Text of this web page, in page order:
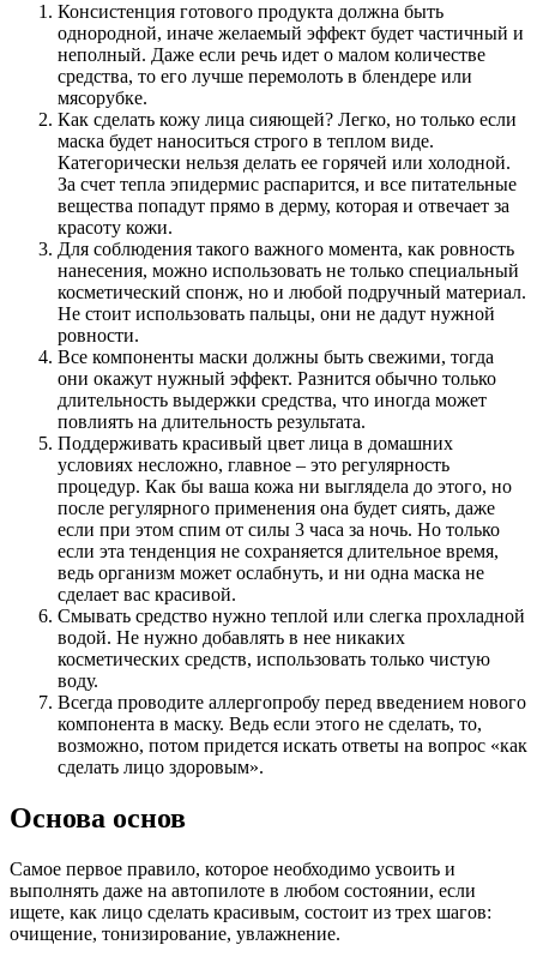
Консистенция готового продукта должна быть
однородной, иначе желаемый эффект будет частичный и
неполный. Даже если речь идет о малом количестве
средства, то его лучше перемолоть в блендере или
мясорубке.
Как сделать кожу лица сияющей? Легко, но только если
маска будет наноситься строго в теплом виде.
Категорически нельзя делать ее горячей или холодной.
За счет тепла эпидермис распарится, и все питательные
вещества попадут прямо в дерму, которая и отвечает за
красоту кожи.
Для соблюдения такого важного момента, как ровность
нанесения, можно использовать не только специальный
косметический спонж, но и любой подручный материал.
Не стоит использовать пальцы, они не дадут нужной
ровности.
Все компоненты маски должны быть свежими, тогда
они окажут нужный эффект. Разнится обычно только
длительность выдержки средства, что иногда может
повлиять на длительность результата.
Поддерживать красивый цвет лица в домашних
условиях несложно, главное – это регулярность
процедур. Как бы ваша кожа ни выглядела до этого, но
после регулярного применения она будет сиять, даже
если при этом спим от силы 3 часа за ночь. Но только
если эта тенденция не сохраняется длительное время,
ведь организм может ослабнуть, и ни одна маска не
сделает вас красивой.
Смывать средство нужно теплой или слегка прохладной
водой. Не нужно добавлять в нее никаких
косметических средств, использовать только чистую
воду.
Всегда проводите аллергопробу перед введением нового
компонента в маску. Ведь если этого не сделать, то,
возможно, потом придется искать ответы на вопрос «как
сделать лицо здоровым».
Основа основ
Самое первое правило, которое необходимо усвоить и
выполнять даже на автопилоте в любом состоянии, если
ищете, как лицо сделать красивым, состоит из трех шагов:
очищение, тонизирование, увлажнение.